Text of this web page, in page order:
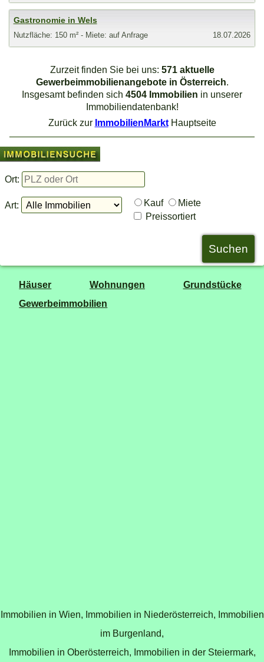
Gastronomie in Wels
Nutzfläche: 150 m² - Miete: auf Anfrage 18.07.2026
Zurzeit finden Sie bei uns: 571 aktuelle
Gewerbeimmobilienangebote in Österreich
Insgesamt befinden sich 4504 Immobilien in unserer
Immobiliendatenbank!
Zurück zur ImmobilienMarktHauptseite
Ort:
Art: Kauf
Miete
Preissortiert
Häuser Wohnungen
Grundstücke
Gewerbeimmobilien
Immobilien in Wien, Immobilien in Niederösterreich, Immobilien
im Burgenland,
Immobilien in Oberösterreich, Immobilien in der Steiermark,